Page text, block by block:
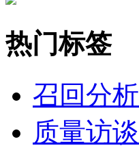
热门标签
召回分析
质量访谈